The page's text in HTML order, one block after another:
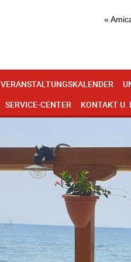
«
VERANSTALTUNGSKALENDER
SERVICE-CENTER KONTAKT U.